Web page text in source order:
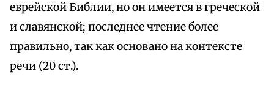
еврейской Библии, но он имеется в греческой
и славянской; последнее чтение более
правильно, так как основано на контексте
речи (20 ст.).